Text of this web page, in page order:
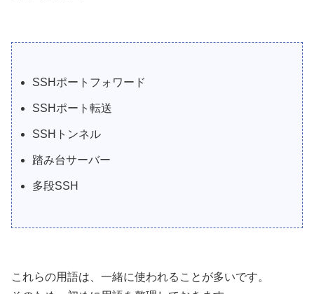
SSHポートフォワード
SSHポート転送
SSHトンネル
踏み台サーバー
多段SSH
これらの用語は、一緒に使われることが多いです。